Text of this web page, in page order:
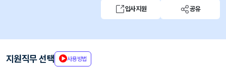
입사지원 공유
지원직무 선택 사용방법